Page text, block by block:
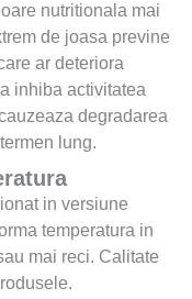
nutritionala mai
de joasa previne
ar deteriora
inhiba activitatea
degradarea
lung.
in versiune
temperatura in
mai reci. Calitate